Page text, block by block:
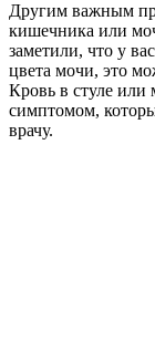
Другим важным
кишечника или
заметили, что у
цвета мочи, это
Кровь в стуле или
симптомом,
врачу.